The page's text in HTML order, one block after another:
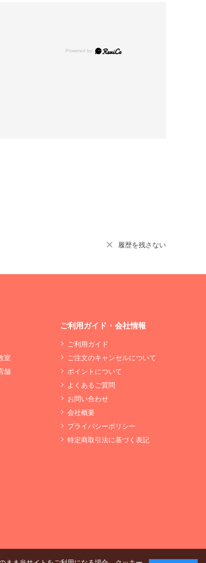
履歴を残さない
室
舗
ご利用ガイド・会社情報
ご利用ガイド
ご注文のキャンセルについて
ポイントについて
よくあるご質問
お問い合わせ
会社概要
プライバシーポリシー
特定商取引法に基づく表記